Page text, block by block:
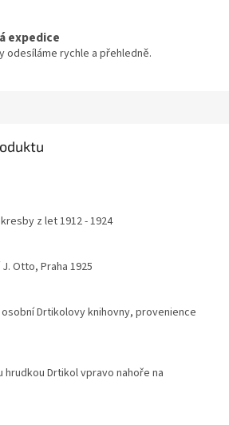
expedice
odesíláme rychle a přehledně.
z let 1912 - 1924
Otto, Praha 1925
Drtikolovy knihovny, provenience
hrudkou Drtikol vpravo nahoře na